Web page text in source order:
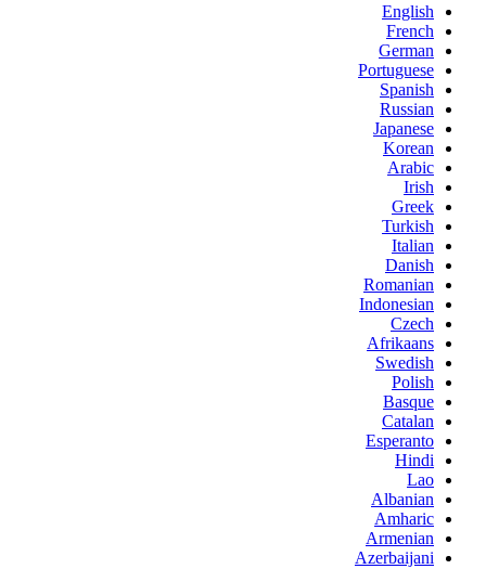
English
French
German
Portuguese
Spanish
Russian
Japanese
Korean
Arabic
Irish
Greek
Turkish
Italian
Danish
Romanian
Indonesian
Czech
Afrikaans
Swedish
Polish
Basque
Catalan
Esperanto
Hindi
Lao
Albanian
Amharic
Armenian
Azerbaijani